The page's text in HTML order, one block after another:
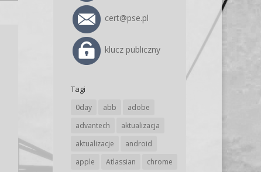
cert@pse.pl
klucz publiczny
Tagi
0day abb
adobe
advantech
aktualizacja
aktualizacje
android
apple
Atlassian
chrome